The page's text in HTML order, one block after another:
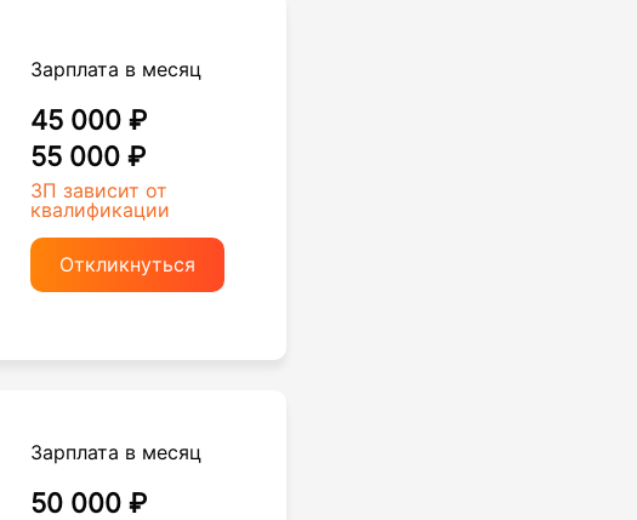
Зарплата в месяц
45 000 ₽
55 000 ₽
ЗП зависит от
квалификации
Откликнуться
Зарплата в месяц
50 000 ₽